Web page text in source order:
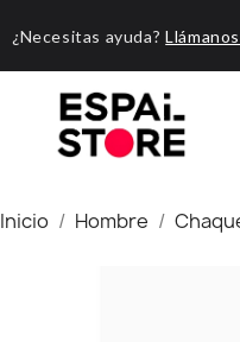
¿Necesitas ayuda?
Inicio Hombre